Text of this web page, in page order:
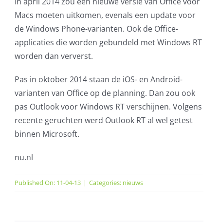
SLA overeenkomsten
Remote Help
WordPress SLA Contract
Contact
Macs moeten uitkomen, evenals een update voor
de Windows Phone-varianten. Ook de Office-
applicaties die worden gebundeld met Windows RT
worden dan ververst.
Pas in oktober 2014 staan de iOS- en Android-
varianten van Office op de planning. Dan zou ook
pas Outlook voor Windows RT verschijnen. Volgens
recente geruchten werd Outlook RT al wel getest
binnen Microsoft.
nu.nl
Published On: 11-04-13 | Categories: nieuws